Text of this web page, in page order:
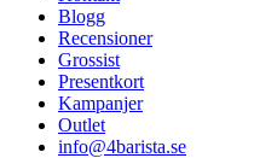
Blogg
Recensioner
Grossist
Presentkort
Kampanjer
Outlet
info@4barista.se